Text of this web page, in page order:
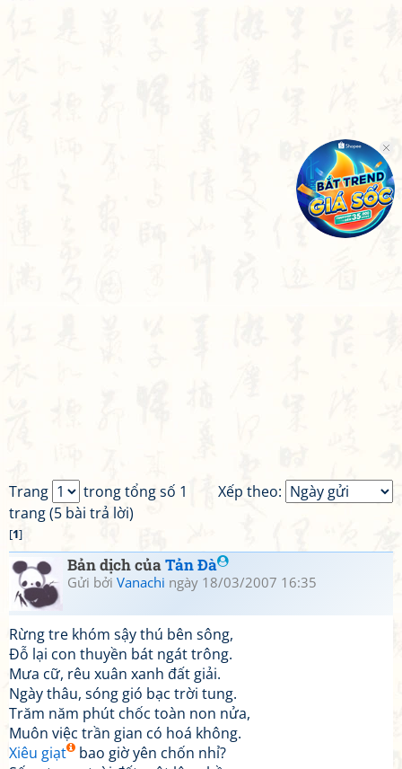
Xếp theo:
Trang
trong tổng số 1
trang (5 bài trả lời)
[1]
Bản dịch củaTản Đà
Gửi bởi Vanachi ngày 18/03/2007 16:35
Rừng tre khóm sậy thú bên sông,
Đỗ lại con thuyền bát ngát trông.
Mưa cữ, rêu xuân xanh đất giải.
Ngày thâu, sóng gió bạc trời tung.
Trăm năm phút chốc toàn non nửa,
Muôn việc trần gian có hoá không.
Xiêu giạt
bao giờ yên chốn nhỉ?